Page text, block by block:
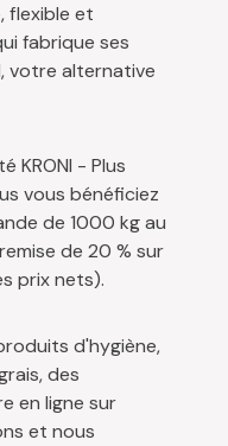
flexible et
fabrique ses
votre alternative
KRONI - Plus
vous bénéficiez
de 1000 kg au
de 20 % sur
prix nets).
d'hygiène,
des
en ligne sur
et nous